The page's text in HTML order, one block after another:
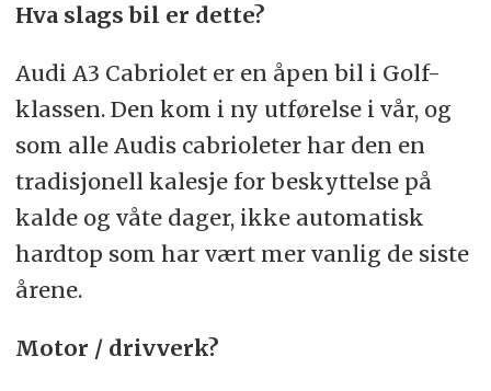
Hva slags bil er dette?
Audi A3 Cabriolet er en åpen bil i Golf-
klassen. Den kom i ny utførelse i vår, og
som alle Audis cabrioleter har den en
tradisjonell kalesje for beskyttelse på
kalde og våte dager, ikke automatisk
hardtop som har vært mer vanlig de siste
årene.
Motor / drivverk?